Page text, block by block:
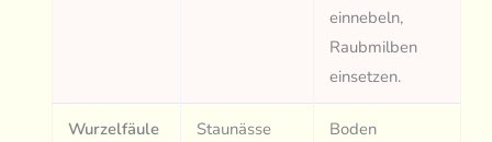
einnebeln,
Raubmilben
einsetzen.
Wurzelfäule
Staunässe
Boden